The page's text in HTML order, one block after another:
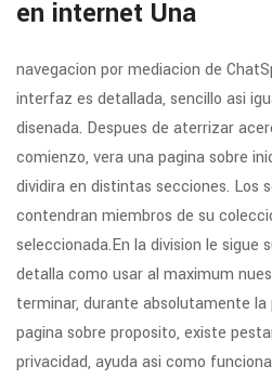
en internet Una
navegacion por mediacion de
interfaz es detallada, sencillo asi­
disenada. Despues de aterrizar
comienzo, vera una pagina sobre
dividira en distintas secciones. Los
contendran miembros de su
seleccionada.En la division le sigue
detalla como usar al maximum
terminar, durante absolutamente
pagina sobre proposito, existe
privacidad, ayuda asi­ como